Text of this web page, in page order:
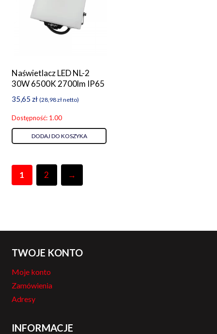
Naświetlacz LED NL-2
30W 6500K 2700lm IP65
35,65 zł (28,98złnetto)
Dostępność: 1.00
DODAJ DO KOSZYKA
1 2 →
TWOJE KONTO
Moje konto
Zamówienia
Adresy
INFORMACJE